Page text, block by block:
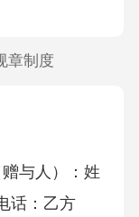
章制度
与人）：姓
话：乙方